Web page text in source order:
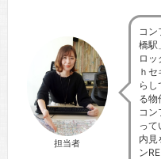
担当者
コン
橋駅
ロ
ｈ
ら
る物
コン
って
内見
ン